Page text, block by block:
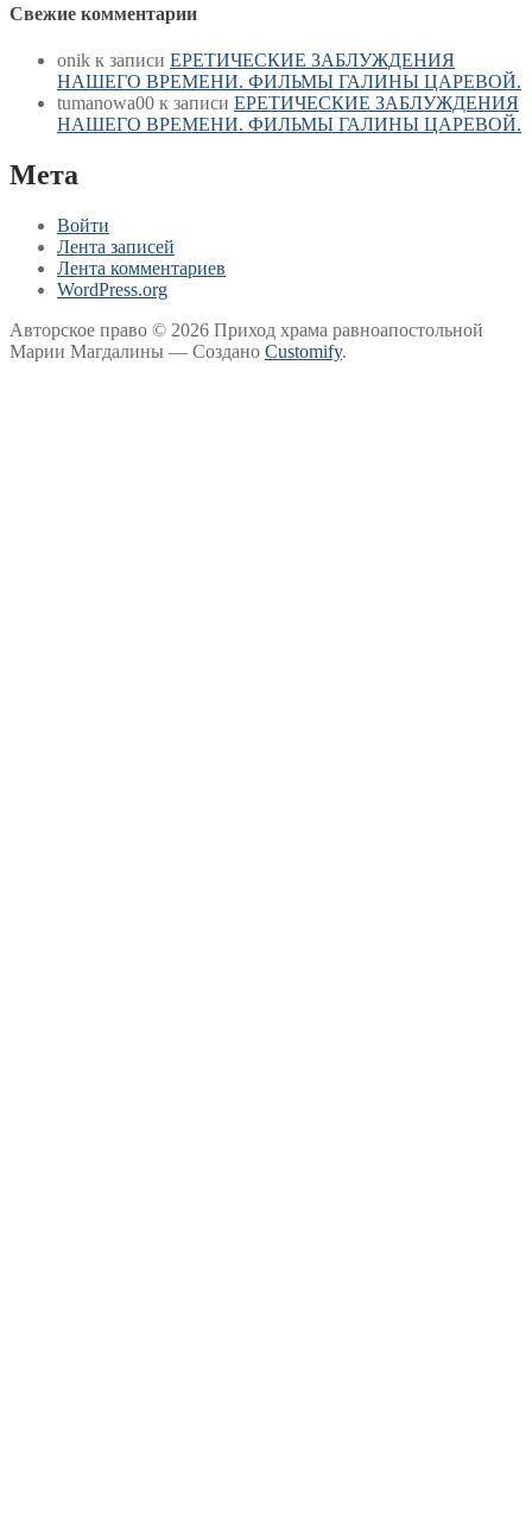
Свежие комментарии
onik к записи ЕРЕТИЧЕСКИЕ ЗАБЛУЖДЕНИЯ
НАШЕГО ВРЕМЕНИ. ФИЛЬМЫ ГАЛИНЫ ЦАРЕВОЙ.
tumanowa00 к записи ЕРЕТИЧЕСКИЕ ЗАБЛУЖДЕНИЯ
НАШЕГО ВРЕМЕНИ. ФИЛЬМЫ ГАЛИНЫ ЦАРЕВОЙ.
Мета
Войти
Лента записей
Лента комментариев
WordPress.org
Авторское право © 2026 Приход храма равноапостольной
Марии Магдалины — Создано Customify.